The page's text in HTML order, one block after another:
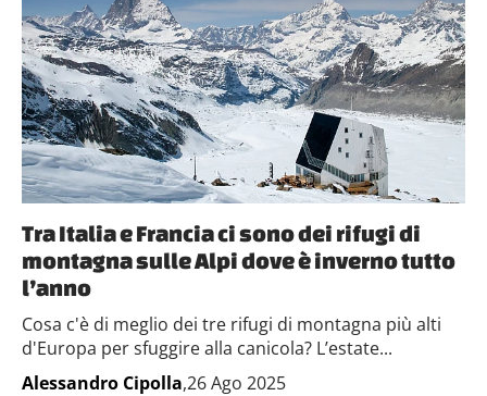
Tra Italia e Francia ci sono dei rifugi di
montagna sulle Alpi dove è inverno tutto
l’anno
Cosa c'è di meglio dei tre rifugi di montagna più alti
d'Europa per sfuggire alla canicola? L’estate...
Alessandro Cipolla,26 Ago 2025